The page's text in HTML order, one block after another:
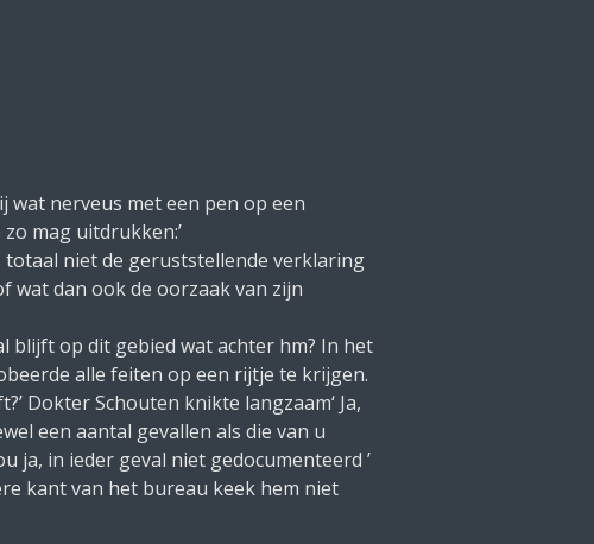
wat nerveus met een pen op een
mag uitdrukken:’
totaal niet de geruststellende verklaring
wat dan ook de oorzaak van zijn
blijft op dit gebied wat achter hm? In het
alle feiten op een rijtje te krijgen.
Dokter Schouten knikte langzaam‘ Ja,
een aantal gevallen als die van u
ja, in ieder geval niet gedocumenteerd ’
kant van het bureau keek hem niet